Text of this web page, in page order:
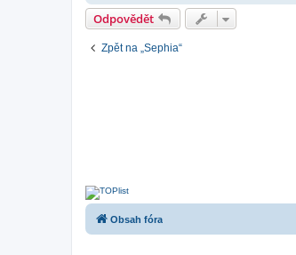
Odpovědět
Zpět na „Sephia“
Obsah fóra